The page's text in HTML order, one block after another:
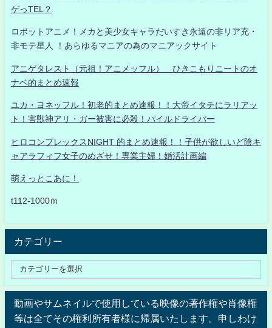
ゲっTEL？
ロボットアニメ！メカと美少女キャラだいすき永遠の非リア充・
非モテ星人 ！あらゆるマニアの為のマニアックサイト
アニゲタレスト（元祖！アニメッフル） ひきこもりニートのオ
ナベ的まとめ速報
ユカ・ヨネッフル！初老的まとめ速報！！大帝イタチにラリアッ
ト！害獣神アリ・ガー被害に必殺！パイルドライバー
ヒロコンプレックスNIGHT 的まとめ速報！！子供が欲しいど陰キ
ャアラフィフ女子のめざせ！専業主婦！婚活計画編
萌えっとこあに！
t112-1000ｍ
カテゴリー
動画やサムネイルで使用している映像の著作権や肖像権
等は全てその権利所有者様に帰属いたします。申しわけ